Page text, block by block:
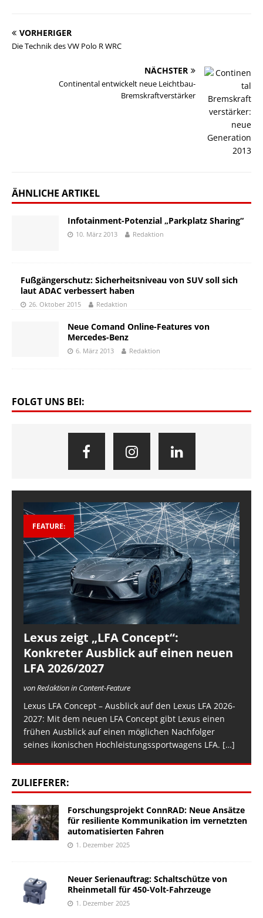
VORHERIGER
Die Technik des VW Polo R WRC
NÄCHSTER
Continental entwickelt neue Leichtbau-
Bremskraftverstärker
ÄHNLICHE ARTIKEL
Infotainment-Potenzial „Parkplatz Sharing“
10. März 2013 Redaktion
Fußgängerschutz: Sicherheitsniveau von SUV soll sich
laut ADAC verbessert haben
26. Oktober 2015 Redaktion
Neue Comand Online-Features von
Mercedes-Benz
6. März 2013 Redaktion
FOLGT UNS BEI:
FEATURE:
Lexus zeigt „LFA Concept“:
Konkreter Ausblick auf einen neuen
LFA 2026/2027
von Redaktion in Content-Feature
Lexus LFA Concept – Ausblick auf den Lexus LFA 2026-
2027: Mit dem neuen LFA Concept gibt Lexus einen
frühen Ausblick auf einen möglichen Nachfolger
seines ikonischen Hochleistungssportwagens LFA. […]
ZULIEFERER:
Forschungsprojekt ConnRAD: Neue Ansätze
für resiliente Kommunikation im vernetzten
automatisierten Fahren
1. Dezember 2025
Neuer Serienauftrag: Schaltschütze von
Rheinmetall für 450-Volt-Fahrzeuge
1. Dezember 2025